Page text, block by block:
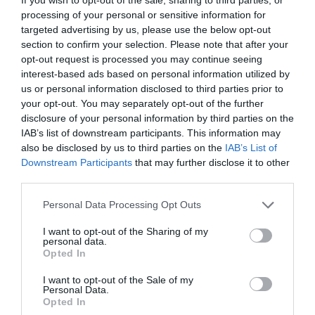
processing of your personal or sensitive information for
targeted advertising by us, please use the below opt-out
section to confirm your selection. Please note that after your
opt-out request is processed you may continue seeing
interest-based ads based on personal information utilized by
us or personal information disclosed to third parties prior to
your opt-out. You may separately opt-out of the further
disclosure of your personal information by third parties on the
IAB’s list of downstream participants. This information may
also be disclosed by us to third parties on the IAB’s List of
Downstream Participants that may further disclose it to other
Please note that this website/app uses one or more Google
not limited to your visit or usage behaviour. You may click to
grant or deny consent to Google and its third-party tags to
use your data for below specified purposes in below Google
consent section.
Personal Data Processing Opt Outs
I want to opt-out of the Sharing of my
personal data.
Opted In
I want to opt-out of the Sale of my
Personal Data.
Opted In
formában,J. Beverley Smithtörténész pedig
Llywelynről szóló monográfiájában kifejezetten
óvatosságra int ezzel az értelmezéssel kapcsolatban.
Ez is érdekelhet!
Az utolsó vacsora titkai: 6 rejtett
szimbólum a világ egyik legismertebb
festményén
A leírást még gyanúsabbá teszi, hogy Walter of
Stirling Bridge-i ütközetről
is beszámolt
. Ott az
angolok szintén egy hídnál kerültek nehéz
helyzetbe, és felmerült egy alternatív átkelési
lehetőség. A walesi történet mintha ennek fordított
változata lenne: amit az angolok Skóciában nem